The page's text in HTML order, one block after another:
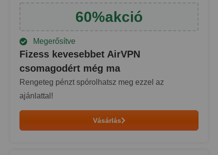
60%akció
Megerősítve
Fizess kevesebbet AirVPN
csomagodért még ma
Rengeteg pénzt spórolhatsz meg ezzel az
ajánlattal!
Vásárlás